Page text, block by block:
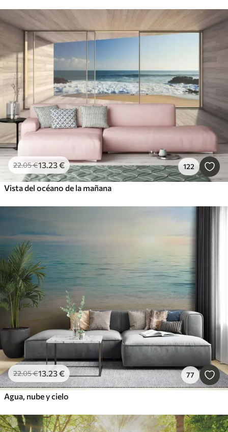
22.05€13.23€ 122
Vista del océano de la mañana
22.05€13.23€ 77
Agua, nube y cielo